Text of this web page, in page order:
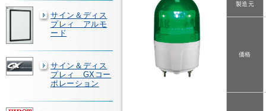
サイン＆ディス
プレィ アルモ
ード
サイン＆ディス
プレィ GXコー
ポレーション
製造元
価格